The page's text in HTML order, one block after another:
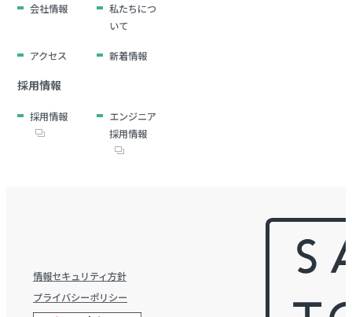
会社情報
私たちにつ
いて
アクセス 新着情報
採用情報
採用情報
エンジニア
採用情報
情報セキュリティ方針
プライバシーポリシー